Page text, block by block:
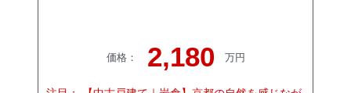
価格： 2,180 万円